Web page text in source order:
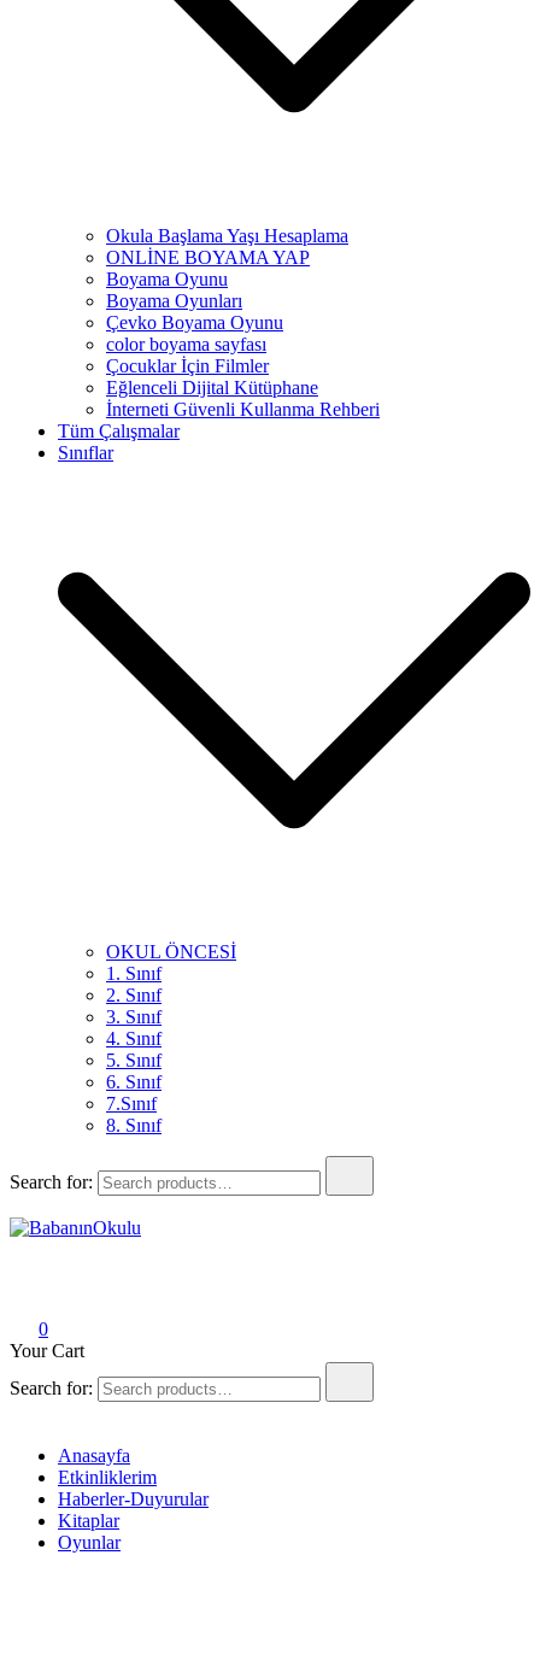
Okula Başlama Yaşı Hesaplama
ONLİNE BOYAMA YAP
Boyama Oyunu
Boyama Oyunları
Çevko Boyama Oyunu
color boyama sayfası
Çocuklar İçin Filmler
Eğlenceli Dijital Kütüphane
İnterneti Güvenli Kullanma Rehberi
Tüm Çalışmalar
Sınıflar
OKUL ÖNCESİ
1. Sınıf
2. Sınıf
3. Sınıf
4. Sınıf
5. Sınıf
6. Sınıf
7.Sınıf
8. Sınıf
Search for:
0
Your Cart
Search for:
Anasayfa
Etkinliklerim
Haberler-Duyurular
Kitaplar
Oyunlar